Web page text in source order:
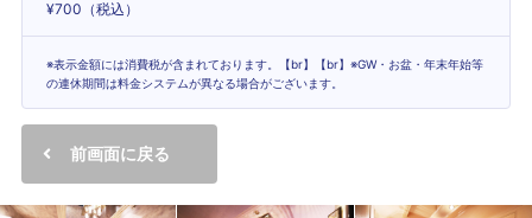
¥700（税込）
※表示金額には消費税が含まれております。【br】【br】※GW・お盆・年末年始等
の連休期間は料金システムが異なる場合がございます。
前画面に戻る